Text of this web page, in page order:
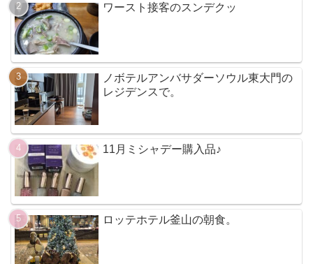
ワースト接客のスンデクッ
ノボテルアンバサダーソウル東大門の
レジデンスで。
11月ミシャデー購入品♪
ロッテホテル釜山の朝食。